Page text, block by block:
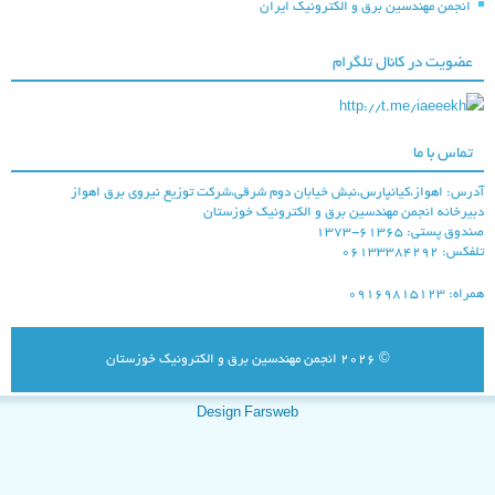
شرکت ملی مناطق
نفتخیز جنوب
برق اهواز
انجمن مهندسین برق و الکترونیک ایران
عضویت در کانال تلگرام
http://t.me/iaeeekh
تماس با ما
اهواز،کیانپارس،نبش خیابان دوم شرقی،شرکت توزیع نیروی برق اهواز
انجمن مهندسین برق و الکترونیک خوزستان
پستی: ۶۱۳۶۵-۱۳۷۳
۰۶۱۳۳۳۸۴۲۹۲
۰۹۱۶۹۸۱۵۱۲۳
© 2026 انجمن مهندسین برق و الکترونیک خوزستان
Design Farsweb